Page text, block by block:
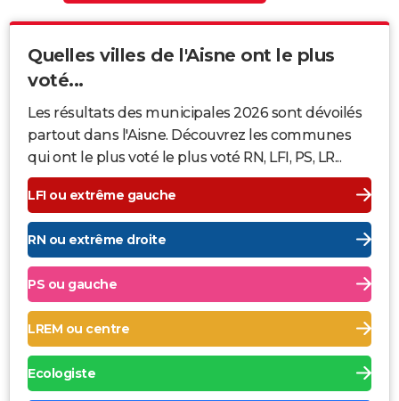
Quelles villes de l'Aisne ont le plus
voté...
Les résultats des municipales 2026 sont dévoilés
partout dans l'Aisne. Découvrez les communes
qui ont le plus voté le plus voté RN, LFI, PS, LR...
LFI ou extrême gauche
RN ou extrême droite
PS ou gauche
LREM ou centre
Ecologiste